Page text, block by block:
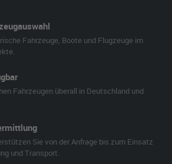
Fahrzeuge, Boote und Flugzeuge im
Fahrzeugen überall in Deutschland und
Sie von der Anfrage bis zum Einsatz
und Transport.